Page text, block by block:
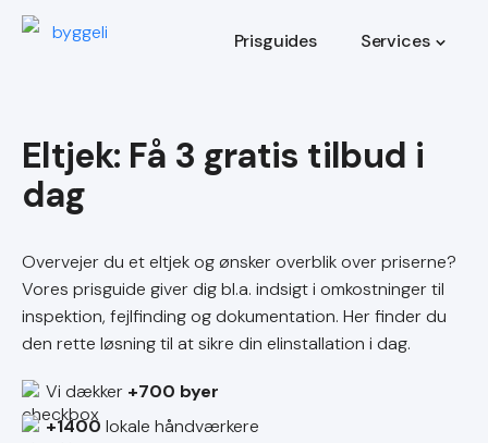
Prisguides Services
Eltjek
Overvejer du et eltjek og ønsker overblik over priserne?
Vores prisguide giver dig bl.a. indsigt i omkostninger til
inspektion, fejlfinding og dokumentation. Her finder du
den rette løsning til at sikre din elinstallation i dag.
Vi dækker +700 byer
+1400 lokale håndværkere